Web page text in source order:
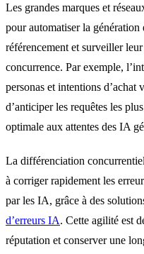
Les grandes marques et
pour automatiser la
référencement et surveiller
concurrence. Par exemple,
personas et intentions d’achat
d’anticiper les requêtes les
optimale aux attentes des IA
La différenciation
à corriger rapidement les
par les IA, grâce à des
d’erreurs IA. Cette agilité est
réputation et conserver une